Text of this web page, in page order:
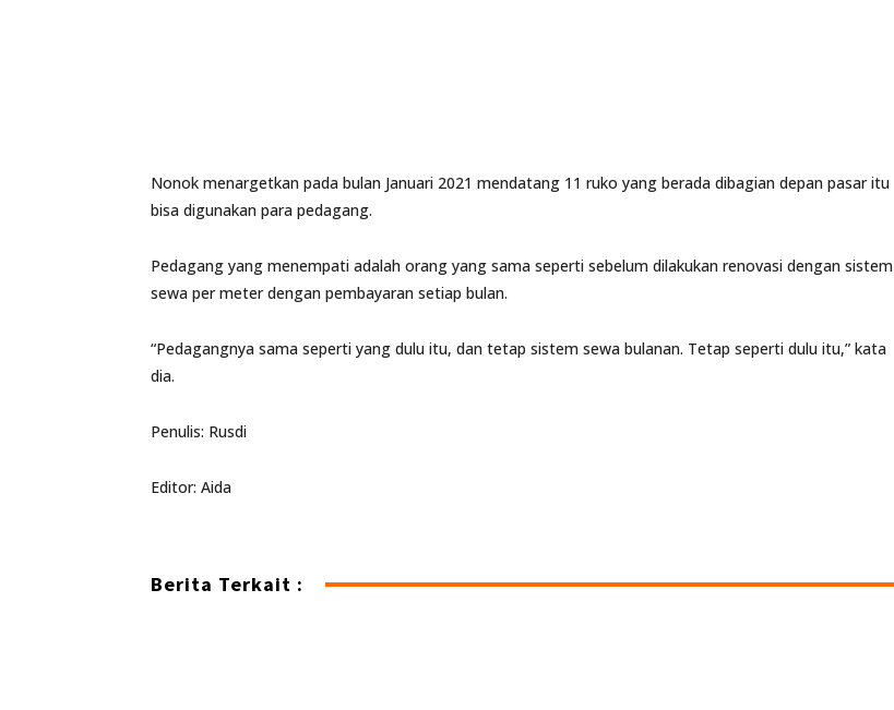
Nonok menargetkan pada bulan Januari 2021 mendatang 11 ruko yang berada dibagian depan pasar itu
bisa digunakan para pedagang.
Pedagang yang menempati adalah orang yang sama seperti sebelum dilakukan renovasi dengan sistem
sewa per meter dengan pembayaran setiap bulan.
“Pedagangnya sama seperti yang dulu itu, dan tetap sistem sewa bulanan. Tetap seperti dulu itu,” kata
dia.
Penulis: Rusdi
Editor: Aida
Berita Terkait :